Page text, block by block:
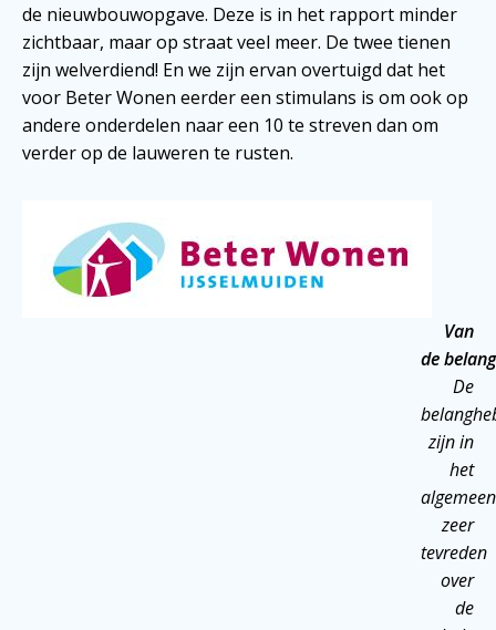
de nieuwbouwopgave. Deze is in het rapport minder
zichtbaar, maar op straat veel meer. De twee tienen
zijn welverdiend! En we zijn ervan overtuigd dat het
voor Beter Wonen eerder een stimulans is om ook op
andere onderdelen naar een 10 te streven dan om
verder op de lauweren te rusten.
Van
de
De
zijn in
het
algemeen
zeer
tevreden
over
de